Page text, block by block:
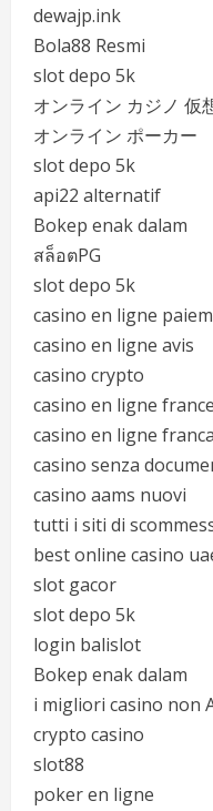
dewajp.ink
Bola88 Resmi
slot depo 5k
オンライン カジノ 仮
オンライン ポーカー
slot depo 5k
api22 alternatif
Bokep enak dalam
สล็อตPG
slot depo 5k
casino en ligne
casino en ligne avis
casino crypto
casino en ligne france
casino en ligne
casino senza
casino aams nuovi
tutti i siti di
best online casino
slot gacor
slot depo 5k
login balislot
Bokep enak dalam
i migliori casino non
crypto casino
slot88
poker en ligne